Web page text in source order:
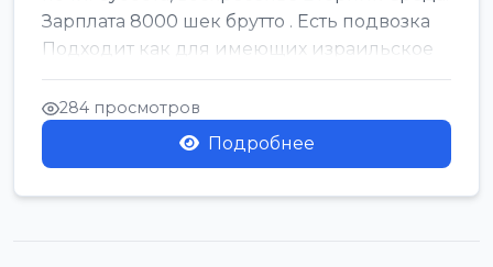
Зарплата 8000 шек брутто . Есть подвозка
Подходит как для имеющих израильское
г...
284 просмотров
Подробнее